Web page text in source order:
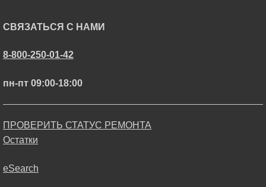
СВЯЗАТЬСЯ С НАМИ
8-800-250-01-42
пн-пт 09:00-18:00
ПРОВЕРИТЬ СТАТУС РЕМОНТА
Остатки
eSearch